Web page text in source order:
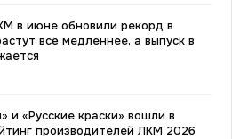
в июне обновили рекорд в
всё медленнее, а выпуск в
и «Русские краски» вошли в
производителей ЛКМ 2026